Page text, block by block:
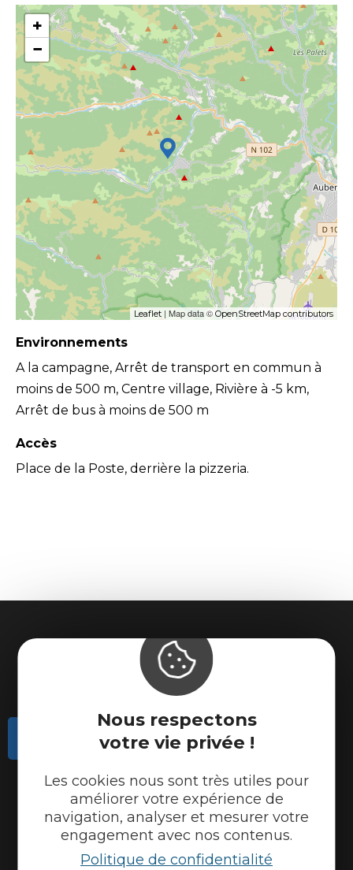
Nous respectons
votre vie privée !
Les cookies nous sont très utiles pour
améliorer votre expérience de
navigation, analyser et mesurer votre
engagement avec nos contenus.
Politique de confidentialité
+
−
Leaflet | Map data © OpenStreetMap contributors
Environnements
A la campagne, Arrêt de transport en commun à
moins de 500 m, Centre village, Rivière à -5 km,
Arrêt de bus à moins de 500 m
Accès
Place de la Poste, derrière la pizzeria.
Contactez-nous
Actualités
Météo
Marque Accueil Vélo
Espace presse